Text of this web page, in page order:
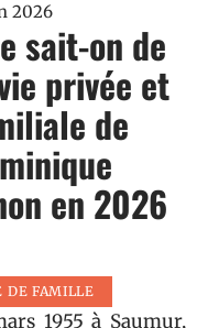
2026
sait-on de
privée et
de
en 2026
DE FAMILLE
1955 à Saumur,